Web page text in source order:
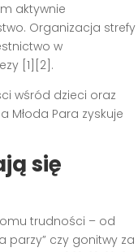
aktywnie
Organizacja strefy
w
[1][2].
wśród dzieci oraz
Młoda Para zyskuje
się
trudności – od
parzy” czy gonitwy za